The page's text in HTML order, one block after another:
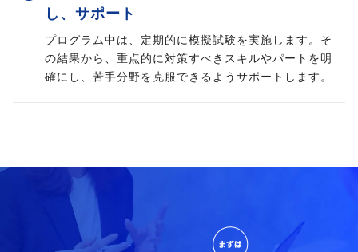
し、サポート
プログラム中は、定期的に模擬試験を実施します。そ
の結果から、重点的に対策すべきスキルやパートを明
確にし、苦手分野を克服できるようサポートします。